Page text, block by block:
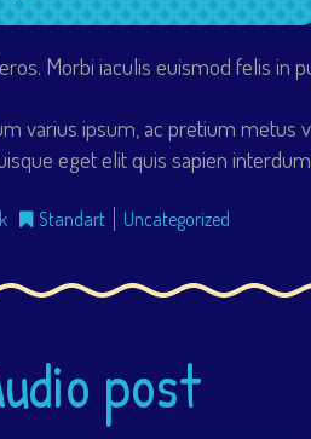
Morbi iaculis euismod felis in
varius ipsum, ac pretium
eget elit quis sapien
Standart Uncategorized
post